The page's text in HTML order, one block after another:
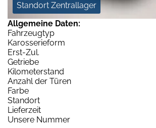
Standort Zentrallager
Allgemeine Daten:
Fahrzeugtyp
Karosserieform
Erst-Zul.
Getriebe
Kilometerstand
Anzahl der Türen
Farbe
Standort
Lieferzeit
Unsere Nummer